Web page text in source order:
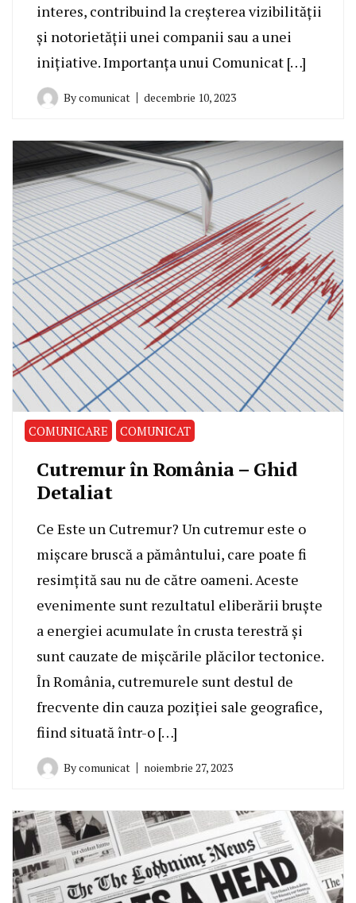
interes, contribuind la creșterea vizibilității
și notorietății unei companii sau a unei
inițiative. Importanța unui Comunicat […]
Bycomunicat decembrie 10, 2023
COMUNICARE COMUNICAT
Cutremur în România – Ghid
Detaliat
Ce Este un Cutremur? Un cutremur este o
mișcare bruscă a pământului, care poate fi
resimțită sau nu de către oameni. Aceste
evenimente sunt rezultatul eliberării bruște
a energiei acumulate în crusta terestră și
sunt cauzate de mișcările plăcilor tectonice.
În România, cutremurele sunt destul de
frecvente din cauza poziției sale geografice,
fiind situată într-o […]
Bycomunicat noiembrie 27, 2023